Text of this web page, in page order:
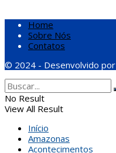
Home
Sobre Nós
Contatos
© 2024 - Desenvolvido por
No Result
View All Result
Início
Amazonas
Acontecimentos